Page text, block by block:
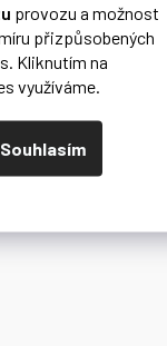
provozu a možnost
přizpůsobených
Kliknutím na
využíváme.
Souhlasím